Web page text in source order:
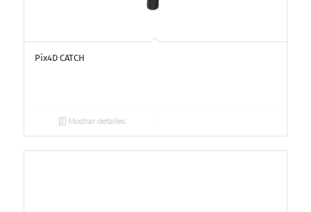
Pix4D CATCH
Mostrar detalles